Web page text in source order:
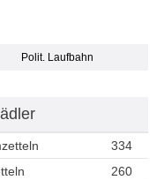
Polit. Laufbahn
334
260